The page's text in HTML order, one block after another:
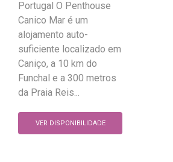
Portugal O Penthouse
Canico Mar é um
alojamento auto-
suficiente localizado em
Caniço, a 10 km do
Funchal e a 300 metros
da Praia Reis...
VER DISPONIBILIDADE